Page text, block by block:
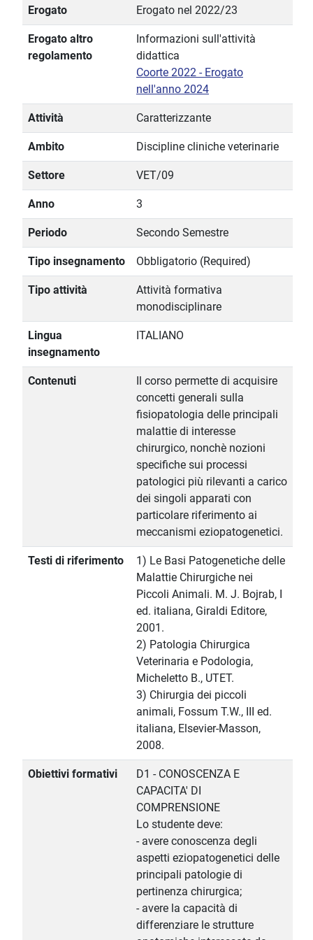
Erogato Erogato nel 2022/23
Erogato altro
regolamento
Informazioni sull'attività
didattica
Coorte 2022 - Erogato
nell'anno 2024
Attività Caratterizzante
Ambito Discipline cliniche veterinarie
Settore VET/09
Anno 3
Periodo Secondo Semestre
Tipo insegnamento Obbligatorio (Required)
Tipo attività
Attività formativa
monodisciplinare
Lingua
insegnamento
ITALIANO
Contenuti
Il corso permette di acquisire
concetti generali sulla
fisiopatologia delle principali
malattie di interesse
chirurgico, nonchè nozioni
specifiche sui processi
patologici più rilevanti a carico
dei singoli apparati con
particolare riferimento ai
meccanismi eziopatogenetici.
Testi di riferimento
1) Le Basi Patogenetiche delle
Malattie Chirurgiche nei
Piccoli Animali. M. J. Bojrab, I
ed. italiana, Giraldi Editore,
2001.
2) Patologia Chirurgica
Veterinaria e Podologia,
Micheletto B., UTET.
3) Chirurgia dei piccoli
animali, Fossum T.W., III ed.
italiana, Elsevier-Masson,
2008.
Obiettivi formativi
D1 - CONOSCENZA E
CAPACITA' DI
COMPRENSIONE
Lo studente deve:
- avere conoscenza degli
aspetti eziopatogenetici delle
principali patologie di
pertinenza chirurgica;
- avere la capacità di
differenziare le strutture